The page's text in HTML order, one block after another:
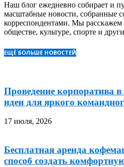
Наш блог ежедневно собирает и
масштабные новости, собранные
корреспондентами. Мы расскажем
обществе, культуре, спорте и
ЕЩЁ БОЛЬШЕ НОВОСТЕЙ
Проведение корпоратива
идеи для яркого
17 июля, 2026
Бесплатная аренда
способ создать